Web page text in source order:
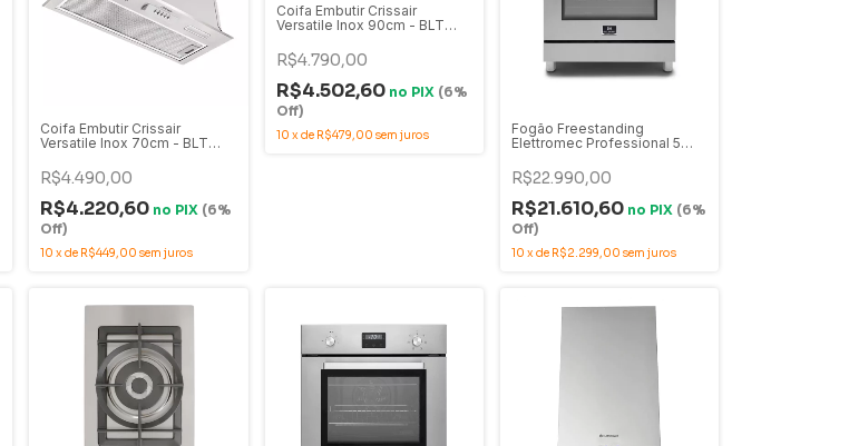
Coifa Embutir Crissair
Versatile Inox 70cm - BLT
R$4.490,00
R$4.220,60 no PIX (6%
Off)
10 xde R$449,00 sem juros
Coifa Embutir Crissair
Versatile Inox 90cm - BLT
R$4.790,00
R$4.502,60 no PIX (6%
Off)
10 x de R$479,00 sem juros
Fogão Freestanding
Elettromec Professional 5
220V com Forno Elétrico -
FGE-5Q-90-XP-2GMA
R$22.990,00
R$21.610,60 no PIX (6%
Off)
10 xde R$2.299,00 sem juros